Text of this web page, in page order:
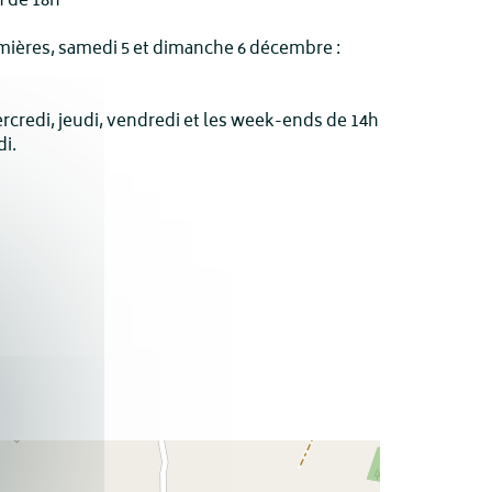
samedi 5 et dimanche 6 décembre :
jeudi, vendredi et les week-ends de 14h